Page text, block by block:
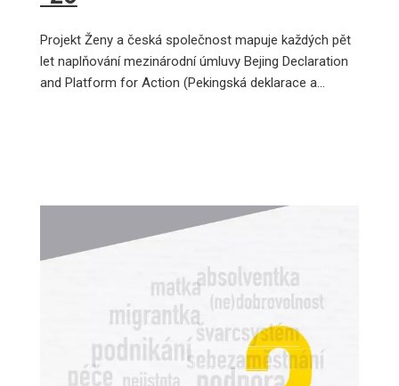
Projekt Ženy a česká společnost mapuje každých pět
let naplňování mezinárodní úmluvy Bejing Declaration
and Platform for Action (Pekingská deklarace a…